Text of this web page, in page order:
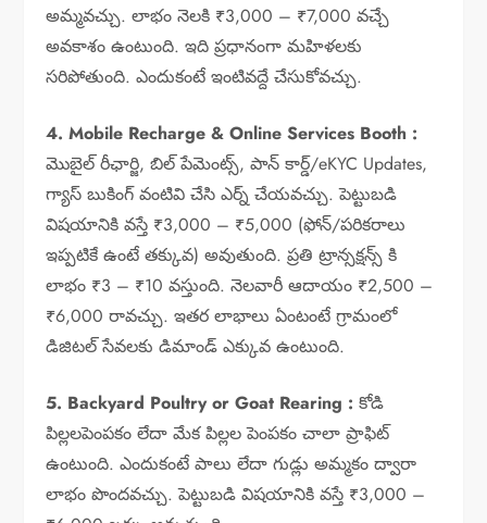
అమ్మవచ్చు. లాభం నెలకి ₹3,000 – ₹7,000 వచ్చే
అవకాశం ఉంటుంది. ఇది ప్రధానంగా మహిళలకు
సరిపోతుంది. ఎందుకంటే ఇంటివద్దే చేసుకోవచ్చు.
4. Mobile Recharge & Online Services Booth :
మొబైల్ రీఛార్జి, బిల్ పేమెంట్స్, పాన్ కార్డ్/eKYC Updates,
గ్యాస్ బుకింగ్ వంటివి చేసి ఎర్న్ చేయవచ్చు. పెట్టుబడి
విషయానికి వస్తే ₹3,000 – ₹5,000 (ఫోన్/పరికరాలు
ఇప్పటికే ఉంటే తక్కువ) అవుతుంది. ప్రతి ట్రాన్సక్షన్స్ కి
లాభం ₹3 – ₹10 వస్తుంది. నెలవారీ ఆదాయం ₹2,500 –
₹6,000 రావచ్చు. ఇతర లాభాలు ఏంటంటే గ్రామంలో
డిజిటల్ సేవలకు డిమాండ్ ఎక్కువ ఉంటుంది.
5. Backyard Poultry or Goat Rearing : కోడి
పిల్లలపెంపకం లేదా మేక పిల్లల పెంపకం చాలా ప్రాఫిట్
ఉంటుంది. ఎందుకంటే పాలు లేదా గుడ్లు అమ్మకం ద్వారా
లాభం పొందవచ్చు. పెట్టుబడి విషయానికి వస్తే ₹3,000 –